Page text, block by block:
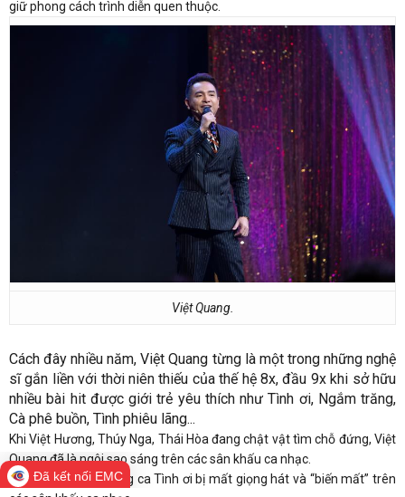
giữ phong cách trình diễn quen thuộc.
Việt Quang.
Cách đây nhiều năm, Việt Quang từng là một trong những nghệ
sĩ gắn liền với thời niên thiếu của thế hệ 8x, đầu 9x khi sở hữu
nhiều bài hit được giới trẻ yêu thích như Tình ơi, Ngắm trăng,
Cà phê buồn, Tình phiêu lãng...
Khi Việt Hương, Thúy Nga, Thái Hòa đang chật vật tìm chỗ đứng, Việt
Quang đã là ngôi sao sáng trên các sân khấu ca nhạc.
Cuối năm 2008, giọng ca Tình ơi bị mất giọng hát và “biến mất” trên
Đã kết nối EMC